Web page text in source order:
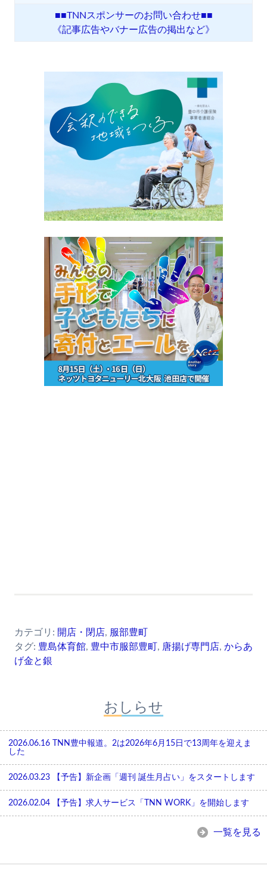
■■TNNスポンサーのお問い合わせ■■
《記事広告やバナー広告の掲出など》
カテゴリ: 開店・閉店, 服部豊町
タグ: 豊島体育館, 豊中市服部豊町 , 唐揚げ専門店, からあ
げ金と銀
おしらせ
2026.06.16
TNN豊中報道。2は2026年6月15日で13周年を迎えま
した
2026.03.23 【予告】新企画「週刊 誕生月占い」をスタートします
2026.02.04 【予告】求人サービス「TNN WORK」を開始します
一覧を見る